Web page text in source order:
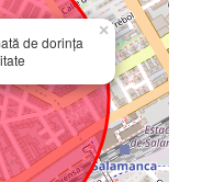
de dorința
×